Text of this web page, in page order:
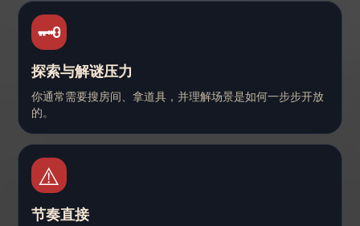
🗝️
探索与解谜压力
你通常需要搜房间、拿道具，并理解场景是如何一步步开放
的。
⚠️
节奏直接